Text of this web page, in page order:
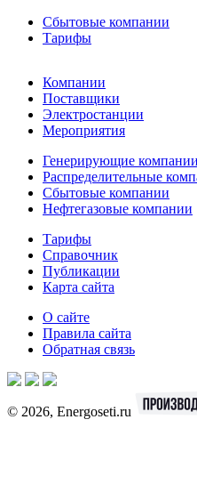
Сбытовые компании
Тарифы
Компании
Поставщики
Электростанции
Мероприятия
Генерирующие компании
Распределительные
Сбытовые компании
Нефтегазовые компании
Тарифы
Справочник
Публикации
Карта сайта
О сайте
Правила сайта
Обратная связь
© 2026, Energoseti.ru